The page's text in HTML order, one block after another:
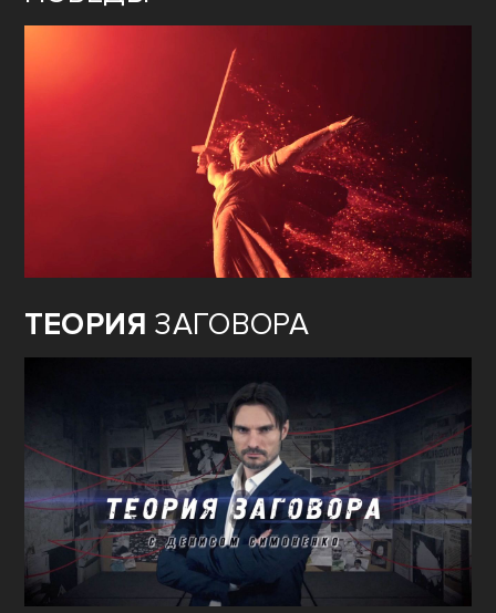
ТЕОРИЯ ЗАГОВОРА